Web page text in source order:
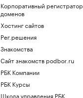
Корпоративный регистратор
доменов
Хостинг сайтов
Рег.решения
Знакомства
Сайт знакомств podbor.ru
РБК Компании
РБК Курсы
Школа управления РБК